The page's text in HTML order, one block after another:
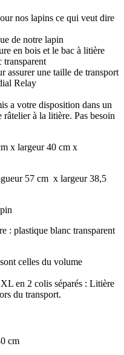
nos lapins ce qui veut dire
de notre lapin
en bois et le bac à litière
transparent
assurer une taille de transport
Relay
a votre disposition dans un
à la litière. Pas besoin
x largeur 40 cm x
57 cm x largeur 38,5
: plastique blanc transparent
celles du volume
en 2 colis séparés : Litière
du transport.
cm